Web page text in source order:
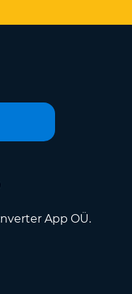
App OÜ.